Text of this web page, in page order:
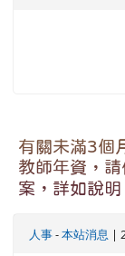
有關未滿3個
教師年資，
案，詳如說明
人事-本站消息 |